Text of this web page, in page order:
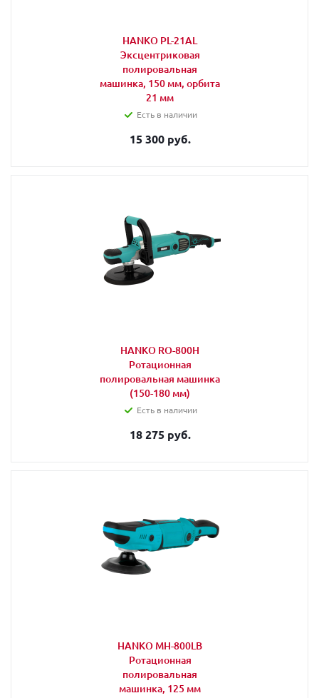
HANKO PL-21AL
Эксцентриковая
полировальная
машинка, 150 мм, орбита
21 мм
Есть в наличии
15 300 руб.
HANKO RO-800H
Ротационная
полировальная машинка
(150-180 мм)
Есть в наличии
18 275 руб.
HANKO MH-800LB
Ротационная
полировальная
машинка, 125 мм